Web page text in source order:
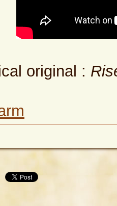
original :